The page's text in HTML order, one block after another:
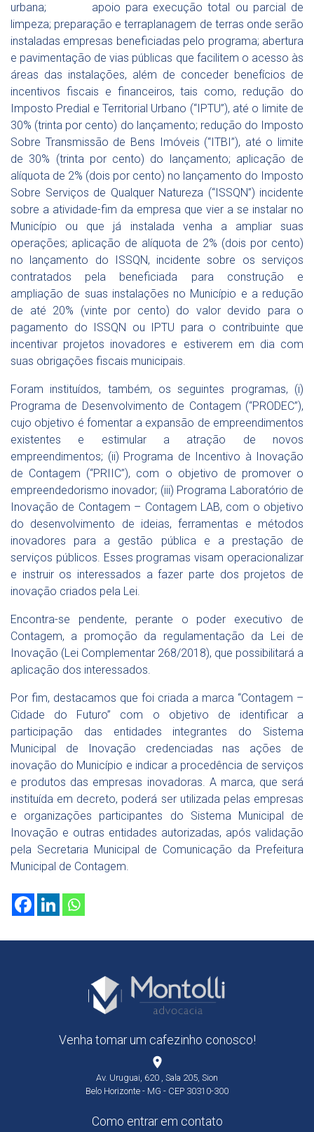
urbana; apoio para execução total ou parcial de
limpeza; preparação e terraplanagem de terras onde serão
instaladas empresas beneficiadas pelo programa; abertura
e pavimentação de vias públicas que facilitem o acesso às
áreas das instalações, além de conceder benefícios de
incentivos fiscais e financeiros, tais como, redução do
Imposto Predial e Territorial Urbano (“IPTU”), até o limite de
30% (trinta por cento) do lançamento; redução do Imposto
Sobre Transmissão de Bens Imóveis (“ITBI”), até o limite
de 30% (trinta por cento) do lançamento; aplicação de
alíquota de 2% (dois por cento) no lançamento do Imposto
Sobre Serviços de Qualquer Natureza (“ISSQN”) incidente
sobre a atividade-fim da empresa que vier a se instalar no
Município ou que já instalada venha a ampliar suas
operações; aplicação de alíquota de 2% (dois por cento)
no lançamento do ISSQN, incidente sobre os serviços
contratados pela beneficiada para construção e
ampliação de suas instalações no Município e a redução
de até 20% (vinte por cento) do valor devido para o
pagamento do ISSQN ou IPTU para o contribuinte que
incentivar projetos inovadores e estiverem em dia com
suas obrigações fiscais municipais.
Foram instituídos, também, os seguintes programas, (i)
Programa de Desenvolvimento de Contagem (“PRODEC”),
cujo objetivo é fomentar a expansão de empreendimentos
existentes e estimular a atração de novos
empreendimentos; (ii) Programa de Incentivo à Inovação
de Contagem (“PRIIC”), com o objetivo de promover o
empreendedorismo inovador; (iii) Programa Laboratório de
Inovação de Contagem – Contagem LAB, com o objetivo
do desenvolvimento de ideias, ferramentas e métodos
inovadores para a gestão pública e a prestação de
serviços públicos. Esses programas visam operacionalizar
e instruir os interessados a fazer parte dos projetos de
inovação criados pela Lei.
Encontra-se pendente, perante o poder executivo de
Contagem, a promoção da regulamentação da Lei de
Inovação (Lei Complementar 268/2018), que possibilitará a
aplicação dos interessados.
Por fim, destacamos que foi criada a marca “Contagem –
Cidade do Futuro” com o objetivo de identificar a
participação das entidades integrantes do Sistema
Municipal de Inovação credenciadas nas ações de
inovação do Município e indicar a procedência de serviços
e produtos das empresas inovadoras. A marca, que será
instituída em decreto, poderá ser utilizada pelas empresas
e organizações participantes do Sistema Municipal de
Inovação e outras entidades autorizadas, após validação
pela Secretaria Municipal de Comunicação da Prefeitura
Municipal de Contagem.
Venha tomar um cafezinho conosco!
place
Av. Uruguai, 620 , Sala 205, Sion
Belo Horizonte - MG - CEP 30310-300
Como entrar em contato